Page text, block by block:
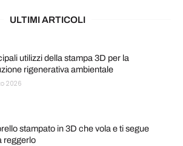
ULTIMI ARTICOLI
utilizzi della stampa 3D per la
rigenerativa ambientale
2026
stampato in 3D che vola e ti segue
reggerlo